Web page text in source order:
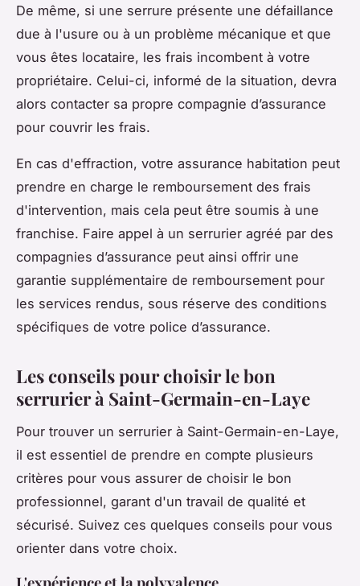
De même, si une serrure présente une défaillance
due à l'usure ou à un problème mécanique et que
vous êtes locataire, les frais incombent à votre
propriétaire. Celui-ci, informé de la situation, devra
alors contacter sa propre compagnie d’assurance
pour couvrir les frais.
En cas d'effraction, votre assurance habitation peut
prendre en charge le remboursement des frais
d'intervention, mais cela peut être soumis à une
franchise. Faire appel à un serrurier agréé par des
compagnies d’assurance peut ainsi offrir une
garantie supplémentaire de remboursement pour
les services rendus, sous réserve des conditions
spécifiques de votre police d’assurance.
Les conseils pour choisir le bon
serrurier à Saint-Germain-en-Laye
Pour trouver un serrurier à Saint-Germain-en-Laye,
il est essentiel de prendre en compte plusieurs
critères pour vous assurer de choisir le bon
professionnel, garant d'un travail de qualité et
sécurisé. Suivez ces quelques conseils pour vous
orienter dans votre choix.